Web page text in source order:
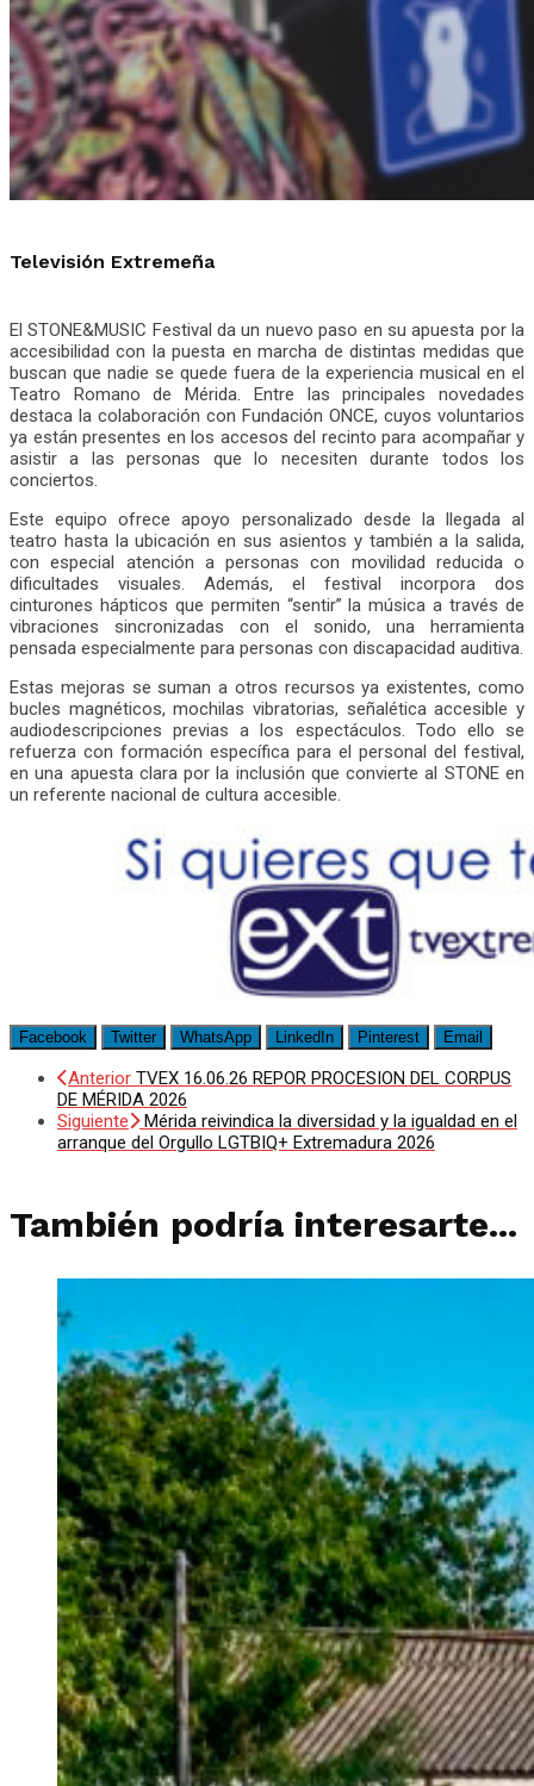
Televisión Extremeña
El STONE&MUSIC Festival da un nuevo paso en su apuesta por la
accesibilidad con la puesta en marcha de distintas medidas que
buscan que nadie se quede fuera de la experiencia musical en el
Teatro Romano de Mérida. Entre las principales novedades
destaca la colaboración con Fundación ONCE, cuyos voluntarios
ya están presentes en los accesos del recinto para acompañar y
asistir a las personas que lo necesiten durante todos los
conciertos.
Este equipo ofrece apoyo personalizado desde la llegada al
teatro hasta la ubicación en sus asientos y también a la salida,
con especial atención a personas con movilidad reducida o
dificultades visuales. Además, el festival incorpora dos
cinturones hápticos que permiten “sentir” la música a través de
vibraciones sincronizadas con el sonido, una herramienta
pensada especialmente para personas con discapacidad auditiva.
Estas mejoras se suman a otros recursos ya existentes, como
bucles magnéticos, mochilas vibratorias, señalética accesible y
audiodescripciones previas a los espectáculos. Todo ello se
refuerza con formación específica para el personal del festival,
en una apuesta clara por la inclusión que convierte al STONE en
un referente nacional de cultura accesible.
Facebook Twitter WhatsApp LinkedIn Pinterest Email
Anterior TVEX 16.06.26 REPOR PROCESION DEL CORPUS
DE MÉRIDA 2026
Siguiente
Mérida reivindica la diversidad y la igualdad en el
arranque del Orgullo LGTBIQ+ Extremadura 2026
También podría interesarte...